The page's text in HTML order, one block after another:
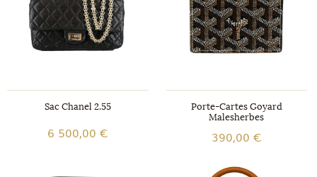
Sac Chanel 2.55
6 500,00 €
Porte-Cartes Goyard
Malesherbes
390,00 €